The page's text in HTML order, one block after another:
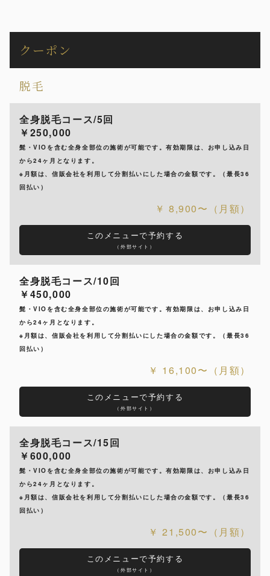
クーポン
脱毛
全身脱毛コース/5回
￥250,000
髭・VIOを含む全身全部位の施術が可能です。有効期限は、お申し込み日
から24ヶ月となります。
※月額は、信販会社を利用して分割払いにした場合の金額です。（最長36
回払い）
8,900〜（月額）
このメニューで予約する
（外部サイト）
全身脱毛コース/10回
￥450,000
髭・VIOを含む全身全部位の施術が可能です。有効期限は、お申し込み日
から24ヶ月となります。
※月額は、信販会社を利用して分割払いにした場合の金額です。（最長36
回払い）
16,100〜（月額）
このメニューで予約する
（外部サイト）
全身脱毛コース/15回
￥600,000
髭・VIOを含む全身全部位の施術が可能です。有効期限は、お申し込み日
から24ヶ月となります。
※月額は、信販会社を利用して分割払いにした場合の金額です。（最長36
回払い）
21,500〜（月額）
このメニューで予約する
（外部サイト）